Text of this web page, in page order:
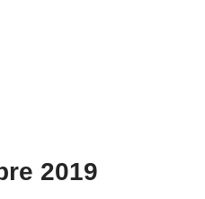
2019